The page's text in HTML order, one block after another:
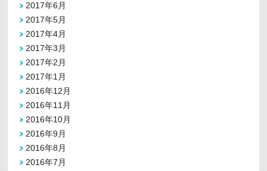
2017年6月
2017年5月
2017年4月
2017年3月
2017年2月
2017年1月
2016年12月
2016年11月
2016年10月
2016年9月
2016年8月
2016年7月